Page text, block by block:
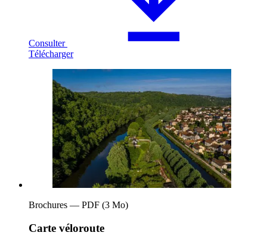
Consulter
Télécharger
Brochures — PDF (3 Mo)
Carte véloroute